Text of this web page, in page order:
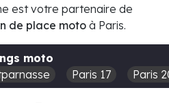
est votre partenaire de
de place motoà Paris.
moto
Paris 17 Paris